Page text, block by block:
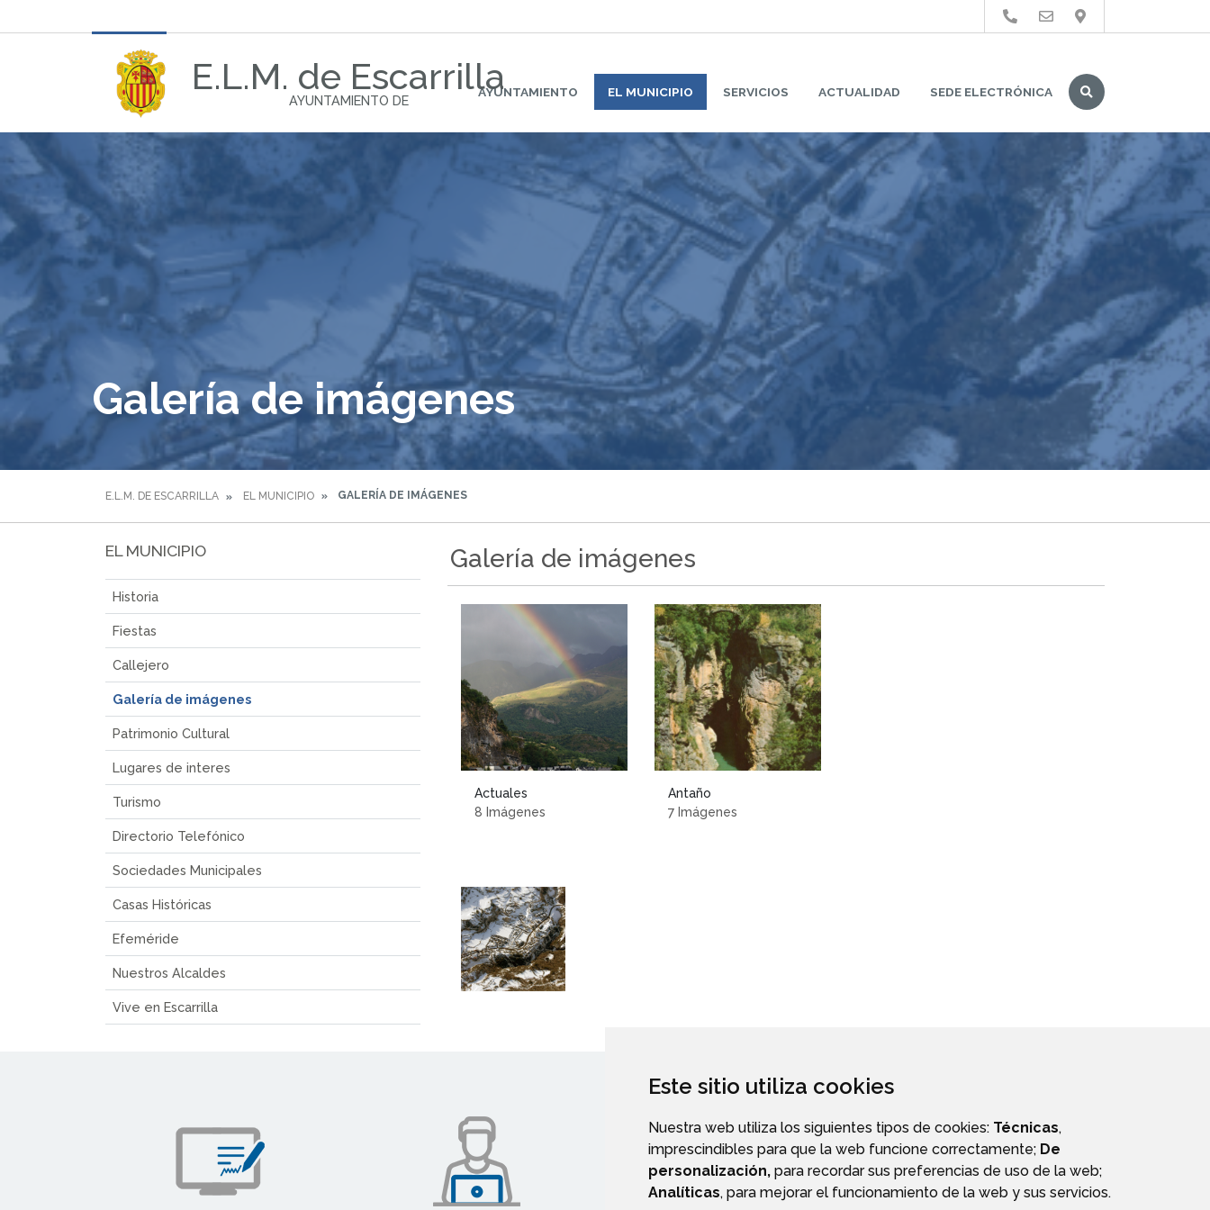
Este sitio utiliza cookies
Nuestra web utiliza los siguientes tipos de cookies: Técnicas,
imprescindibles para que la web funcione correctamente; De
personalización, para recordar sus preferencias de uso de la web;
Analíticas, para mejorar el funcionamiento de la web y sus servicios.
E.L.M. de Escarrilla
AYUNTAMIENTO DE
AYUNTAMIENTO EL MUNICIPIO SERVICIOS ACTUALIDAD SEDE ELECTRÓNICA
Buscar
Galería de imágenes
E.L.M. DE ESCARRILLA EL MUNICIPIO GALERÍA DE IMÁGENES
EL MUNICIPIO
Historia
Fiestas
Callejero
Galería de imágenes
Patrimonio Cultural
Lugares de interes
Turismo
Directorio Telefónico
Sociedades Municipales
Casas Históricas
Efeméride
Nuestros Alcaldes
Vive en Escarrilla
Galería de imágenes
Actuales
8 Imágenes
Antaño
7 Imágenes